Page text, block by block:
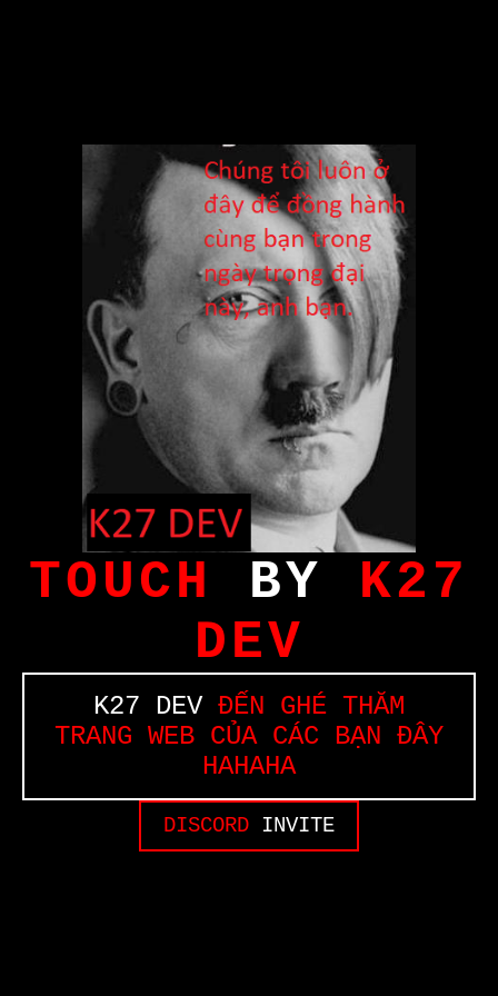
TOUCH BY K27
DEV
K27 DEVĐẾN GHÉ THĂM
TRANG WEB CỦA CÁC BẠN ĐÂY
HAHAHA
DISCORD INVITE